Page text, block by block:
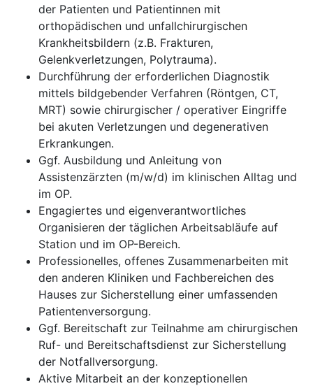
der Patienten und Patientinnen mit
orthopädischen und unfallchirurgischen
Krankheitsbildern (z.B. Frakturen,
Gelenkverletzungen, Polytrauma).
Durchführung der erforderlichen Diagnostik
mittels bildgebender Verfahren (Röntgen, CT,
MRT) sowie chirurgischer / operativer Eingriffe
bei akuten Verletzungen und degenerativen
Erkrankungen.
Ggf. Ausbildung und Anleitung von
Assistenzärzten (m/w/d) im klinischen Alltag und
im OP.
Engagiertes und eigenverantwortliches
Organisieren der täglichen Arbeitsabläufe auf
Station und im OP-Bereich.
Professionelles, offenes Zusammenarbeiten mit
den anderen Kliniken und Fachbereichen des
Hauses zur Sicherstellung einer umfassenden
Patientenversorgung.
Ggf. Bereitschaft zur Teilnahme am chirurgischen
Ruf- und Bereitschaftsdienst zur Sicherstellung
der Notfallversorgung.
Aktive Mitarbeit an der konzeptionellen